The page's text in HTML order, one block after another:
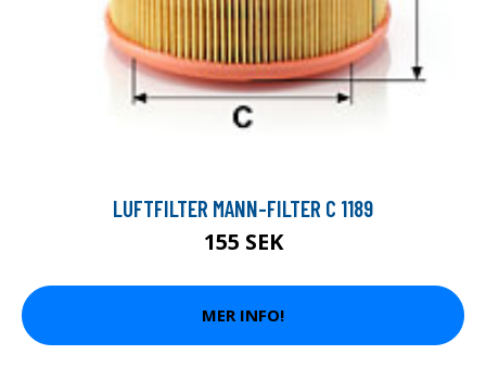
LUFTFILTER MANN-FILTER C 1189
155 SEK
MER INFO!